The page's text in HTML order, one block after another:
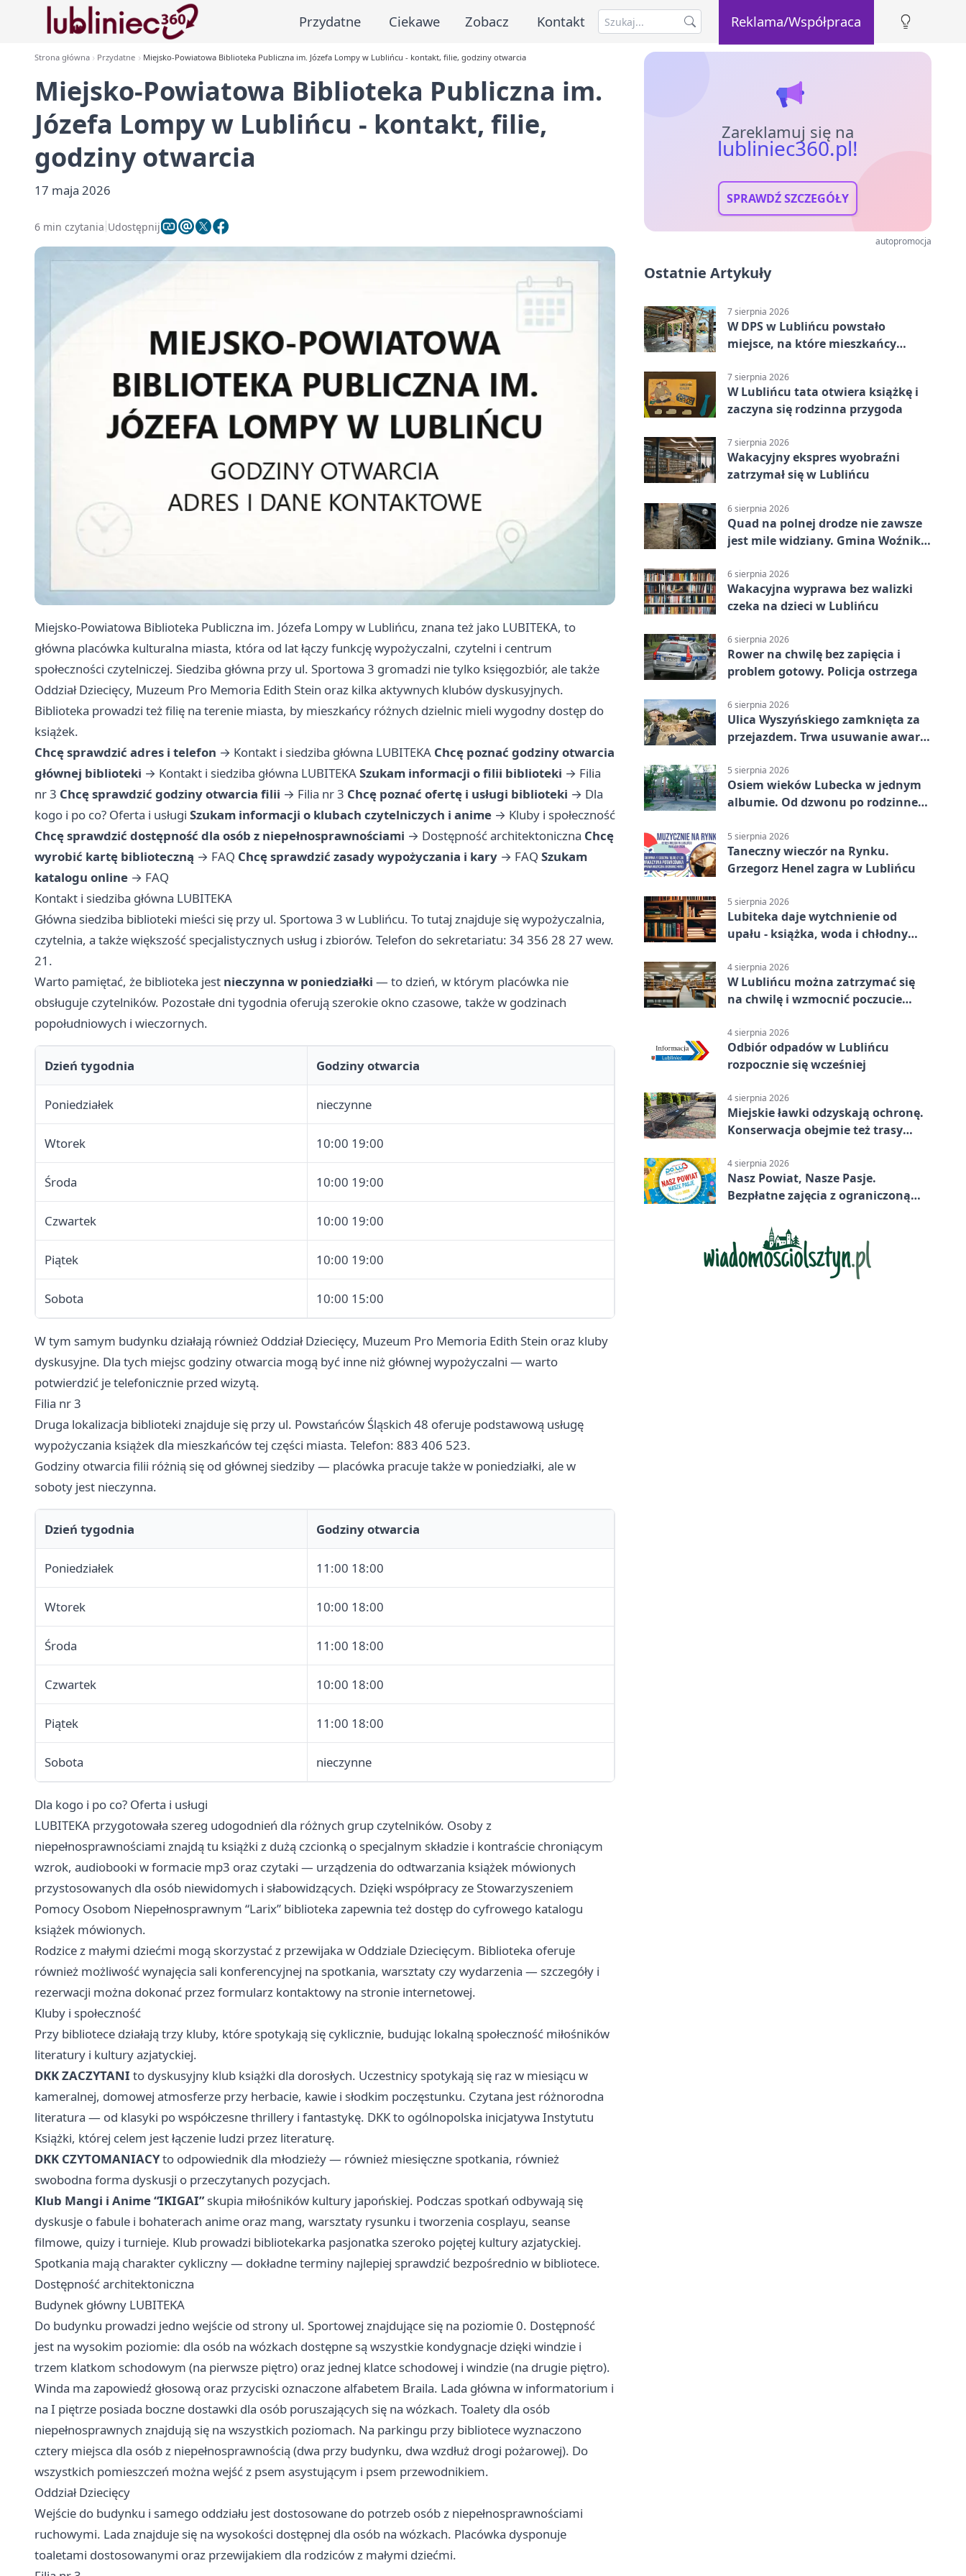
Przydatne Ciekawe Zobacz Kontakt Reklama/Współpraca
Strona główna Przydatne Miejsko-Powiatowa Biblioteka Publiczna im. Józefa Lompy w Lublińcu - kontakt, filie, godziny otwarcia
Miejsko-Powiatowa Biblioteka Publiczna im.
Józefa Lompy w Lublińcu - kontakt, filie,
godziny otwarcia
17 maja 2026
6 min czytania Udostępnij
Miejsko-Powiatowa Biblioteka Publiczna im. Józefa Lompy w Lublińcu, znana też jako LUBITEKA, to
główna placówka kulturalna miasta, która od lat łączy funkcję wypożyczalni, czytelni i centrum
społeczności czytelniczej. Siedziba główna przy ul. Sportowa 3 gromadzi nie tylko księgozbiór, ale także
Oddział Dziecięcy, Muzeum Pro Memoria Edith Stein oraz kilka aktywnych klubów dyskusyjnych.
Biblioteka prowadzi też filię na terenie miasta, by mieszkańcy różnych dzielnic mieli wygodny dostęp do
książek.
Chcę sprawdzić adres i telefon → Kontakt i siedziba główna LUBITEKA Chcę poznać godziny otwarcia
głównej biblioteki → Kontakt i siedziba główna LUBITEKASzukam informacji o filii biblioteki → Filia
nr 3 Chcę sprawdzić godziny otwarcia filii → Filia nr 3 Chcę poznać ofertę i usługi biblioteki → Dla
kogo i po co? Oferta i usługi Szukam informacji o klubach czytelniczych i anime → Kluby i społeczność
Chcę sprawdzić dostępność dla osób z niepełnosprawnościami → Dostępność architektoniczna Chcę
wyrobić kartę biblioteczną → FAQ Chcę sprawdzić zasady wypożyczania i kary → FAQ Szukam
katalogu online → FAQ
Kontakt i siedziba główna LUBITEKA
Główna siedziba biblioteki mieści się przy ul. Sportowa 3 w Lublińcu. To tutaj znajduje się wypożyczalnia,
czytelnia, a także większość specjalistycznych usług i zbiorów. Telefon do sekretariatu: 34 356 28 27 wew.
21.
Warto pamiętać, że biblioteka jest nieczynna w poniedziałki — to dzień, w którym placówka nie
obsługuje czytelników. Pozostałe dni tygodnia oferują szerokie okno czasowe, także w godzinach
popołudniowych i wieczornych.
Dzień tygodnia Godziny otwarcia
Poniedziałek nieczynne
Wtorek 10:00 19:00
Środa 10:00 19:00
Czwartek 10:00 19:00
Piątek 10:00 19:00
Sobota 10:00 15:00
W tym samym budynku działają również Oddział Dziecięcy, Muzeum Pro Memoria Edith Stein oraz kluby
dyskusyjne. Dla tych miejsc godziny otwarcia mogą być inne niż głównej wypożyczalni — warto
potwierdzić je telefonicznie przed wizytą.
Filia nr 3
Druga lokalizacja biblioteki znajduje się przy ul. Powstańców Śląskich 48 oferuje podstawową usługę
wypożyczania książek dla mieszkańców tej części miasta. Telefon: 883 406 523.
Godziny otwarcia filii różnią się od głównej siedziby — placówka pracuje także w poniedziałki, ale w
soboty jest nieczynna.
Dzień tygodnia Godziny otwarcia
Poniedziałek 11:00 18:00
Wtorek 10:00 18:00
Środa 11:00 18:00
Czwartek 10:00 18:00
Piątek 11:00 18:00
Sobota nieczynne
Dla kogo i po co? Oferta i usługi
LUBITEKA przygotowała szereg udogodnień dla różnych grup czytelników. Osoby z
niepełnosprawnościami znajdą tu książki z dużą czcionką o specjalnym składzie i kontraście chroniącym
wzrok, audiobooki w formacie mp3 oraz czytaki — urządzenia do odtwarzania książek mówionych
przystosowanych dla osób niewidomych i słabowidzących. Dzięki współpracy ze Stowarzyszeniem
Pomocy Osobom Niepełnosprawnym “Larix” biblioteka zapewnia też dostęp do cyfrowego katalogu
książek mówionych.
Rodzice z małymi dziećmi mogą skorzystać z przewijaka w Oddziale Dziecięcym. Biblioteka oferuje
również możliwość wynajęcia sali konferencyjnej na spotkania, warsztaty czy wydarzenia — szczegóły i
rezerwacji można dokonać przez formularz kontaktowy na stronie internetowej.
Kluby i społeczność
Przy bibliotece działają trzy kluby, które spotykają się cyklicznie, budując lokalną społeczność miłośników
literatury i kultury azjatyckiej.
DKK ZACZYTANI to dyskusyjny klub książki dla dorosłych. Uczestnicy spotykają się raz w miesiącu w
kameralnej, domowej atmosferze przy herbacie, kawie i słodkim poczęstunku. Czytana jest różnorodna
literatura — od klasyki po współczesne thrillery i fantastykę. DKK to ogólnopolska inicjatywa Instytutu
Książki, której celem jest łączenie ludzi przez literaturę.
DKK CZYTOMANIACYto odpowiednik dla młodzieży — również miesięczne spotkania, również
swobodna forma dyskusji o przeczytanych pozycjach.
Klub Mangi i Anime “IKIGAI”skupia miłośników kultury japońskiej. Podczas spotkań odbywają się
dyskusje o fabule i bohaterach anime oraz mang, warsztaty rysunku i tworzenia cosplayu, seanse
filmowe, quizy i turnieje. Klub prowadzi bibliotekarka pasjonatka szeroko pojętej kultury azjatyckiej.
Spotkania mają charakter cykliczny — dokładne terminy najlepiej sprawdzić bezpośrednio w bibliotece.
Dostępność architektoniczna
Budynek główny LUBITEKA
Do budynku prowadzi jedno wejście od strony ul. Sportowej znajdujące się na poziomie 0. Dostępność
jest na wysokim poziomie: dla osób na wózkach dostępne są wszystkie kondygnacje dzięki windzie i
trzem klatkom schodowym (na pierwsze piętro) oraz jednej klatce schodowej i windzie (na drugie piętro).
Winda ma zapowiedź głosową oraz przyciski oznaczone alfabetem Braila. Lada główna w informatorium i
na I piętrze posiada boczne dostawki dla osób poruszających się na wózkach. Toalety dla osób
niepełnosprawnych znajdują się na wszystkich poziomach. Na parkingu przy bibliotece wyznaczono
cztery miejsca dla osób z niepełnosprawnością (dwa przy budynku, dwa wzdłuż drogi pożarowej). Do
wszystkich pomieszczeń można wejść z psem asystującym i psem przewodnikiem.
Oddział Dziecięcy
Wejście do budynku i samego oddziału jest dostosowane do potrzeb osób z niepełnosprawnościami
ruchowymi. Lada znajduje się na wysokości dostępnej dla osób na wózkach. Placówka dysponuje
toaletami dostosowanymi oraz przewijakiem dla rodziców z małymi dziećmi.
Zareklamuj się na
lubliniec360.pl!
SPRAWDŹ SZCZEGÓŁY
autopromocja
Ostatnie Artykuły
7 sierpnia 2026
W DPS w Lublińcu powstało
miejsce, na które mieszkańcy
7 sierpnia 2026
W Lublińcu tata otwiera książkę i
zaczyna się rodzinna przygoda
7 sierpnia 2026
Wakacyjny ekspres wyobraźni
zatrzymał się w Lublińcu
6 sierpnia 2026
Quad na polnej drodze nie zawsze
jest mile widziany. Gmina Woźniki
6 sierpnia 2026
Wakacyjna wyprawa bez walizki
czeka na dzieci w Lublińcu
6 sierpnia 2026
Rower na chwilę bez zapięcia i
problem gotowy. Policja ostrzega
6 sierpnia 2026
Ulica Wyszyńskiego zamknięta za
przejazdem. Trwa usuwanie awarii
5 sierpnia 2026
Osiem wieków Lubecka w jednym
albumie. Od dzwonu po rodzinne
5 sierpnia 2026
Taneczny wieczór na Rynku.
Grzegorz Henel zagra w Lublińcu
5 sierpnia 2026
Lubiteka daje wytchnienie od
upału - książka, woda i chłodny
4 sierpnia 2026
W Lublińcu można zatrzymać się
na chwilę i wzmocnić poczucie
4 sierpnia 2026
Odbiór odpadów w Lublińcu
rozpocznie się wcześniej
4 sierpnia 2026
Miejskie ławki odzyskają ochronę.
Konserwacja obejmie też trasy
4 sierpnia 2026
Nasz Powiat, Nasze Pasje.
Bezpłatne zajęcia z ograniczoną